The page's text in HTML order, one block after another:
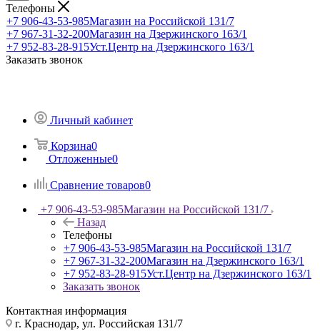
Телефоны
+7 906-43-53-985Магазин на Российской 131/7
+7 967-31-32-200Магазин на Дзержинского 163/1
+7 952-83-28-915Уст.Центр на Дзержинского 163/1
Заказать звонок
Личный кабинет
Корзина0
Отложенные0
Сравнение товаров0
+7 906-43-53-985Магазин на Российской 131/7
Назад
Телефоны
+7 906-43-53-985Магазин на Российской 131/7
+7 967-31-32-200Магазин на Дзержинского 163/1
+7 952-83-28-915Уст.Центр на Дзержинского 163/1
Заказать звонок
Контактная информация
г. Краснодар, ул. Российская 131/7